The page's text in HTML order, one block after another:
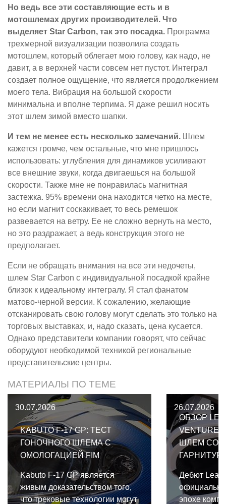
Но ведь все эти составляющие есть и в
мотошлемах других производителей. Что
выделяет Star Carbon, так это посадка. Программа
трехмерной визуализации позволила создать
мотошлем, который облегает мою голову, как надо, не
давит, а в верхней части совсем нет пустот. Интеграл
создает полное ощущение, что является продолжением
моего тела. Вибрация на большой скорости
минимальна и вполне терпима. Я даже решил носить
этот шлем зимой вместо шапки.
И тем не менее есть несколько замечаний. Шлем
кажется громче, чем остальные, что мне пришлось
использовать: углубления для динамиков усиливают
все внешние звуки, когда двигаешься на большой
скорости. Также мне не понравилась магнитная
застежка. 95% времени она находится четко на месте,
но если магнит соскакивает, то весь ремешок
развевается на ветру. Ее не сложно вернуть на место,
но это раздражает, а ведь конструкция этого не
предполагает.
Если не обращать внимания на все эти недочеты,
шлем Star Carbon с индивидуальной посадкой крайне
близок к идеальному интегралу. Я стал фанатом
матово-черной версии. К сожалению, желающие
отсканировать свою голову могут сделать это только на
торговых выставках, и, надо сказать, цена кусается.
Однако представители компании говорят, что сейчас
оборудуют необходимой техникой региональные
представительские центры.
МАТЕРИАЛЫ ПО ТЕМЕ
30.07.2026
KABUTO F-17 GP: ТЕСТ
ГОНОЧНОГО ШЛЕМА С
ОМОЛОГАЦИЕЙ FIM
Kabuto F-17 GP является
живым доказательством того,
что трековые технологии могут
26.07.2026
ОБЗОР
VENTURE
ШЛЕМ СО
Дебют Leatt
эпохе